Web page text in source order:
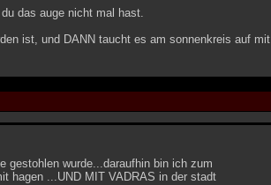
das auge nicht mal hast.
ist, und DANN taucht es am sonnenkreis auf mit
gestohlen wurde...daraufhin bin ich zum
hagen ...UND MIT VADRAS in der stadt